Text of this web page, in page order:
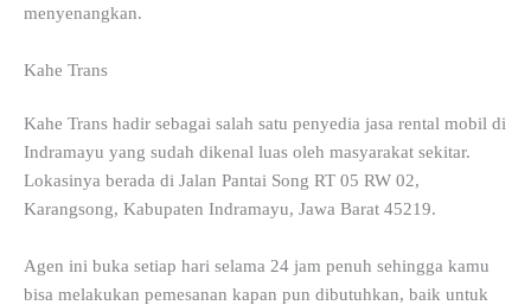
menyenangkan.
Kahe Trans
Kahe Trans hadir sebagai salah satu penyedia jasa rental mobil di
Indramayu yang sudah dikenal luas oleh masyarakat sekitar.
Lokasinya berada di Jalan Pantai Song RT 05 RW 02,
Karangsong, Kabupaten Indramayu, Jawa Barat 45219.
Agen ini buka setiap hari selama 24 jam penuh sehingga kamu
bisa melakukan pemesanan kapan pun dibutuhkan, baik untuk